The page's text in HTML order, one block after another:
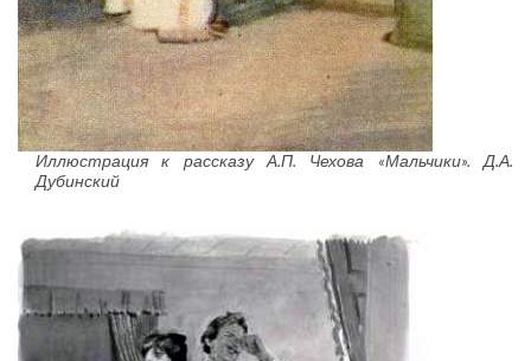
Иллюстрация к рассказу А.П. Чехова «Мальчики». Д.А.
Дубинский